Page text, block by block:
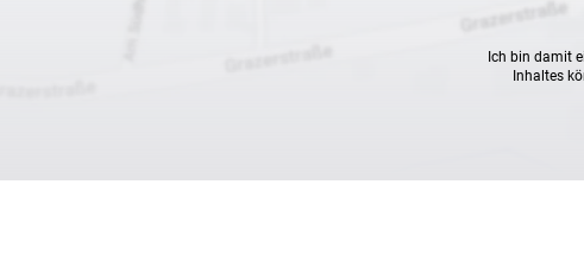
Ich bin damit
Inhaltes